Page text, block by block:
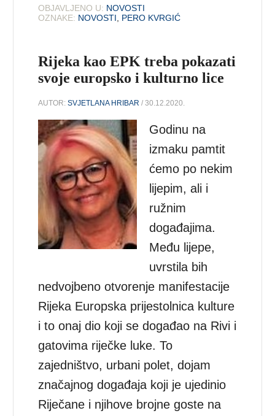
OBJAVLJENO U: NOVOSTI
OZNAKE: NOVOSTI PERO KVRGIĆ
Rijeka kao EPK treba pokazati
svoje europsko i kulturno lice
AUTOR:SVJETLANA HRIBAR / 30.12.2020.
Godinu na
izmaku pamtit
ćemo po nekim
lijepim, ali i
ružnim
događajima.
Među lijepe,
uvrstila bih
nedvojbeno otvorenje manifestacije
Rijeka Europska prijestolnica kulture
i to onaj dio koji se događao na Rivi i
gatovima riječke luke. To
zajedništvo, urbani polet, dojam
značajnog događaja koji je ujedinio
Riječane i njihove brojne goste na